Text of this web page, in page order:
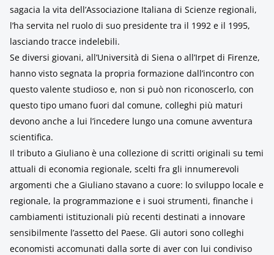
sagacia la vita dell’Associazione Italiana di Scienze regionali,
l’ha servita nel ruolo di suo presidente tra il 1992 e il 1995,
lasciando tracce indelebili.
Se diversi giovani, all’Università di Siena o all’Irpet di Firenze,
hanno visto segnata la propria formazione dall’incontro con
questo valente studioso e, non si può non riconoscerlo, con
questo tipo umano fuori dal comune, colleghi più maturi
devono anche a lui l’incedere lungo una comune avventura
scientifica.
Il tributo a Giuliano è una collezione di scritti originali su temi
attuali di economia regionale, scelti fra gli innumerevoli
argomenti che a Giuliano stavano a cuore: lo sviluppo locale e
regionale, la programmazione e i suoi strumenti, finanche i
cambiamenti istituzionali più recenti destinati a innovare
sensibilmente l’assetto del Paese. Gli autori sono colleghi
economisti accomunati dalla sorte di aver con lui condiviso